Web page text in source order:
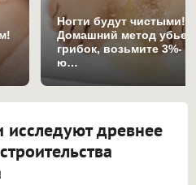
Ногти будут чистыми!
Домашний метод убьет
грибок, возьмите 3%-
ю…
древнее